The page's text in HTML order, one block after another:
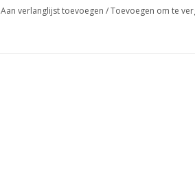
Aan verlanglijst toevoegen /Toevoegen om te